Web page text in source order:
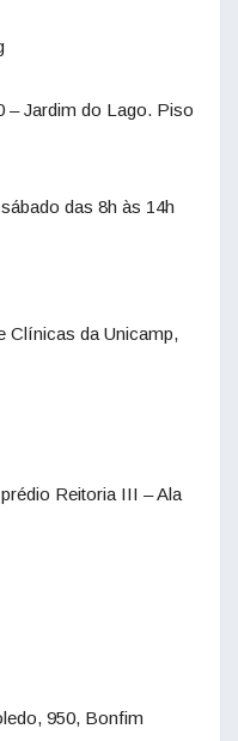
– Jardim do Lago. Piso
das 8h às 14h
Clínicas da Unicamp,
Reitoria III – Ala
950, Bonfim